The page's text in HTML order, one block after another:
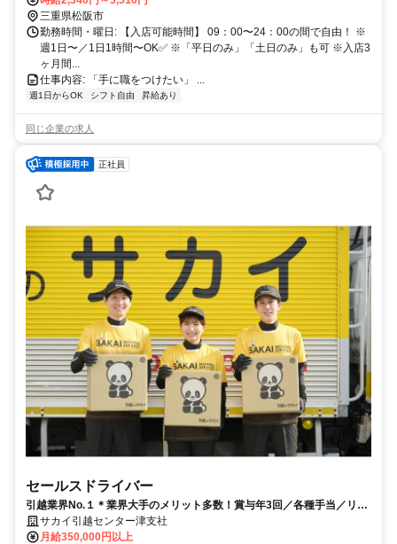
三重県松阪市
勤務時間・曜日: 【入店可能時間】 09：00〜24：00の間で自由！ ※
週1日〜／1日1時間〜OK✅ ※「平日のみ」「土日のみ」も可 ※入店3
ヶ月間...
仕事内容: 「手に職をつけたい」 ...
週1日からOK シフト自由 昇給あり
同じ企業の求人
正社員
セールスドライバー
引越業界No.１＊業界大手のメリット多数！賞与年3回／各種手当／リフ
レッシュ休暇
サカイ引越センター津支社
月給350,000円以上